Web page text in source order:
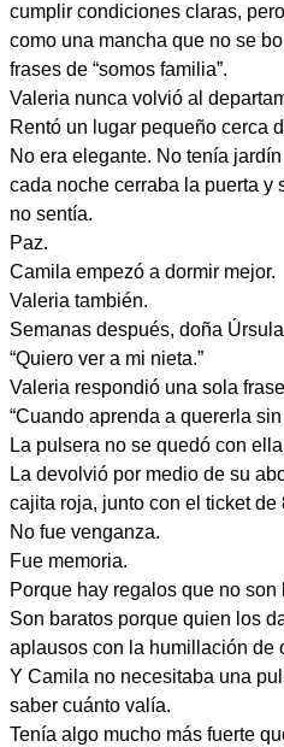
cumplir condiciones claras,
como una mancha que no se
frases de “somos familia”.
Valeria nunca volvió al
Rentó un lugar pequeño cerca
No era elegante. No tenía
cada noche cerraba la puerta y
no sentía.
Paz.
Camila empezó a dormir mejor.
Valeria también.
Semanas después, doña
“Quiero ver a mi nieta.”
Valeria respondió una sola
“Cuando aprenda a quererla
La pulsera no se quedó con
La devolvió por medio de su
cajita roja, junto con el ticket de
No fue venganza.
Fue memoria.
Porque hay regalos que no
Son baratos porque quien los
aplausos con la humillación de
Y Camila no necesitaba una
saber cuánto valía.
Tenía algo mucho más fuerte